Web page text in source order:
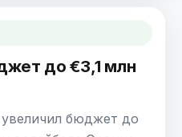
до €3,1 млн
бюджет до